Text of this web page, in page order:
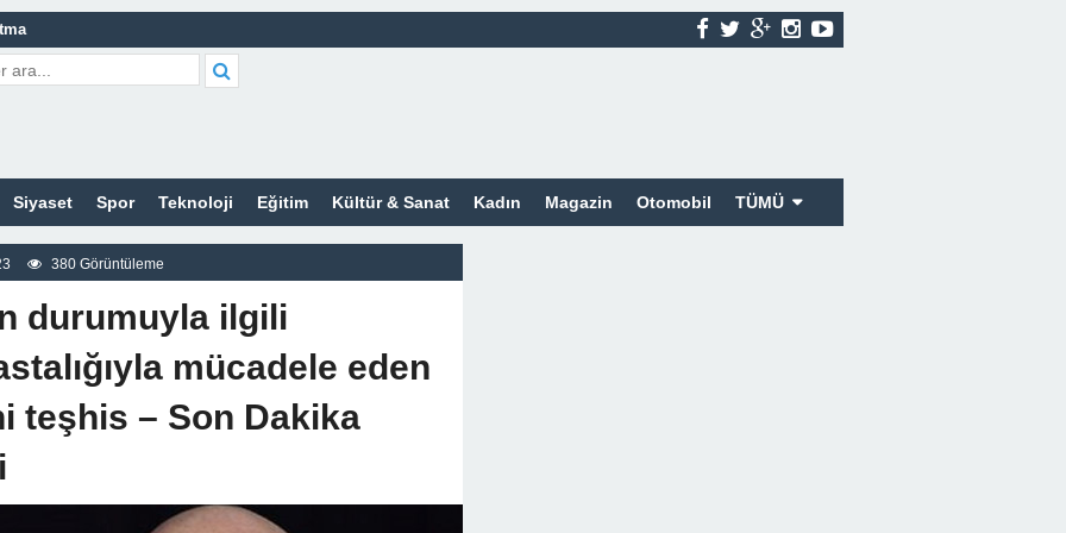
Nelerdir?
Nelerdir?
Nelerdir?
Bayan Sitesi
Siyaset Spor Teknoloji Eğitim Kültür & Sanat Kadın Magazin Otomobil TÜMÜ
380 Görüntüleme
durumuyla ilgili
mücadele eden
teşhis – Son Dakika